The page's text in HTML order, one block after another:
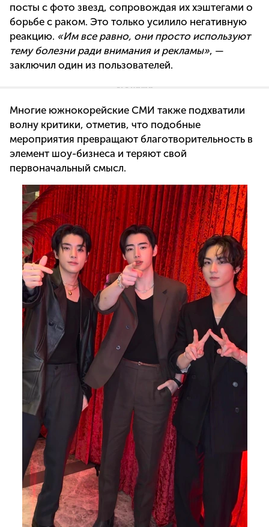
посты с фото звезд, сопровождая их хэштегами о
борьбе с раком. Это только усилило негативную
реакцию. «Им все равно, они просто используют
тему болезни ради внимания и рекламы», —
заключил один из пользователей.
Многие южнокорейские СМИ также подхватили
волну критики, отметив, что подобные
мероприятия превращают благотворительность в
элемент шоу-бизнеса и теряют свой
первоначальный смысл.